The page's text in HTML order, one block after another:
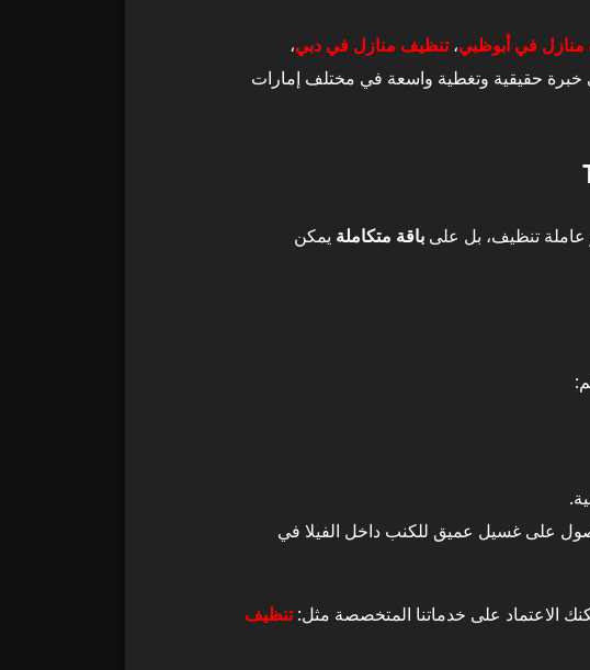
في أبوظبي،تنظيف منازل في دبي،
خبرة حقيقية وتغطية واسعة في مختلف إمارات
باقة متكاملة يمكن
على غسيل عميق للكنب داخل الفيلا في
الاعتماد على خدماتنا المتخصصة مثل:تنظيف